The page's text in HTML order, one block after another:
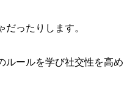
ったりします。
ルールを学び社交性を高め